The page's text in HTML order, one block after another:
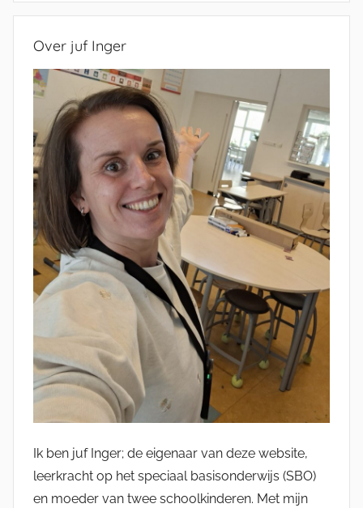
Over juf Inger
Ik ben juf Inger; de eigenaar van deze website,
leerkracht op het speciaal basisonderwijs (SBO)
en moeder van twee schoolkinderen. Met mijn